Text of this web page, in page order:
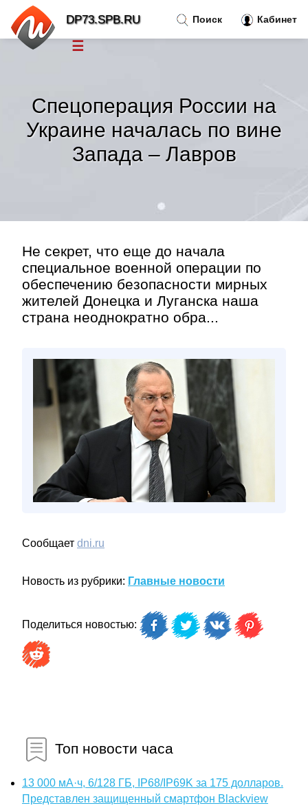
Спецоперация России на
Украине началась по вине
Запада – Лавров
Не секрет, что еще до начала
специальное военной операции по
обеспечению безопасности мирных
жителей Донецка и Луганска наша
страна неоднократно обра...
Сообщает dni.ru
Новость из рубрики: Главные новости
Поделиться новостью:
Топ новости часа
13 000 мА·ч, 6/128 ГБ, IP68/IP69K за 175 долларов.
Представлен защищенный смартфон Blackview
Поиск Кабинет
DP73.SPB.RU
☰
Тренды новостей»
»